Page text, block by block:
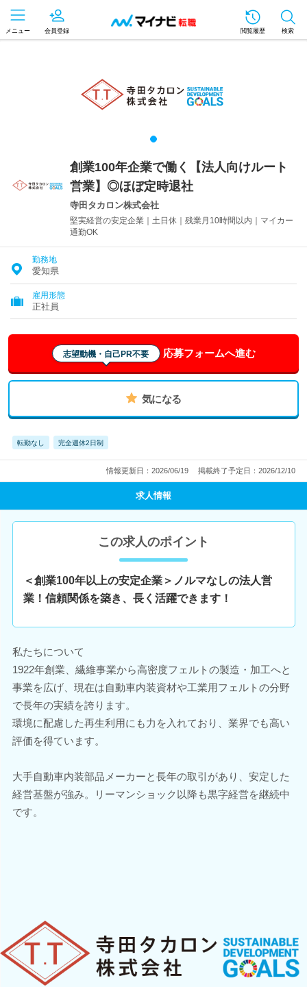
メニュー 会員登録 閲覧履歴 検索
創業100年企業で働く【法人向けルート
営業】◎ほぼ定時退社
寺田タカロン株式会社
堅実経営の安定企業｜土日休｜残業月10時間以内｜マイカー
通勤OK
勤務地
愛知県
雇用形態
正社員
志望動機・自己PR不要 応募フォームへ進む
気になる
転勤なし 完全週休2日制
情報更新日：2026/06/19 掲載終了予定日：2026/12/10
求人情報
この求人のポイント
＜創業100年以上の安定企業＞ノルマなしの法人営
業！信頼関係を築き、長く活躍できます！
私たちについて
1922年創業、繊維事業から高密度フェルトの製造・加工へと
事業を広げ、現在は自動車内装資材や工業用フェルトの分野
で長年の実績を誇ります。
環境に配慮した再生利用にも力を入れており、業界でも高い
評価を得ています。
大手自動車内装部品メーカーと長年の取引があり、安定した
経営基盤が強み。リーマンショック以降も黒字経営を継続中
です。